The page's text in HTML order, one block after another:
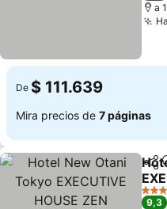
a
De $ 111.639
Mira precios de 7 páginas
5
9,3